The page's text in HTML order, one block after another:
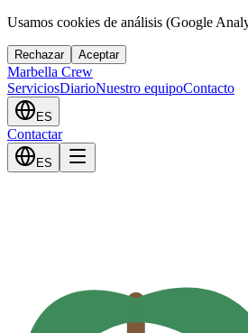
Usamos cookies de análisis (Google
Rechazar Aceptar
Marbella Crew
ServiciosDiarioNuestro equipoContacto
ES
Contactar
ES